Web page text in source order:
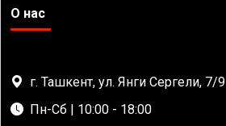
О нас
г. Ташкент, ул. Янги Сергели, 7/9
Пн-Сб | 10:00 - 18:00